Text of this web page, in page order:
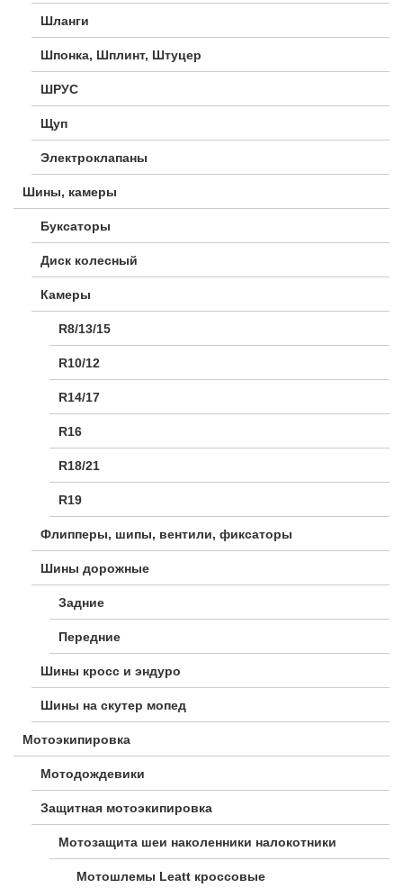
Шланги
Шпонка, Шплинт, Штуцер
ШРУС
Щуп
Электроклапаны
Шины, камеры
Буксаторы
Диск колесный
Камеры
R8/13/15
R10/12
R14/17
R16
R18/21
R19
Флипперы, шипы, вентили, фиксаторы
Шины дорожные
Задние
Передние
Шины кросс и эндуро
Шины на скутер мопед
Мотоэкипировка
Мотодождевики
Защитная мотоэкипировка
Мотозащита шеи наколенники налокотники
Мотошлемы Leatt кроссовые